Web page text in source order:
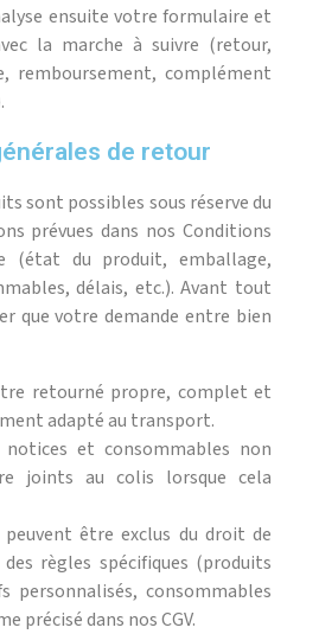
ensuite votre formulaire et
la marche à suivre (retour,
remboursement, complément
de retour
sont possibles sous réserve du
prévues dans nos Conditions
(état du produit, emballage,
délais, etc.). Avant tout
que votre demande entre bien
retourné propre, complet et
adapté au transport.
notices et consommables non
joints au colis lorsque cela
être exclus du droit de
règles spécifiques (produits
personnalisés, consommables
précisé dans nos CGV.